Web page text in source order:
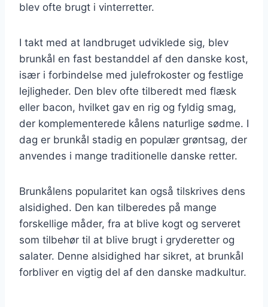
blev ofte brugt i vinterretter.
I takt med at landbruget udviklede sig, blev
brunkål en fast bestanddel af den danske kost,
især i forbindelse med julefrokoster og festlige
lejligheder. Den blev ofte tilberedt med flæsk
eller bacon, hvilket gav en rig og fyldig smag,
der komplementerede kålens naturlige sødme. I
dag er brunkål stadig en populær grøntsag, der
anvendes i mange traditionelle danske retter.
Brunkålens popularitet kan også tilskrives dens
alsidighed. Den kan tilberedes på mange
forskellige måder, fra at blive kogt og serveret
som tilbehør til at blive brugt i gryderetter og
salater. Denne alsidighed har sikret, at brunkål
forbliver en vigtig del af den danske madkultur.